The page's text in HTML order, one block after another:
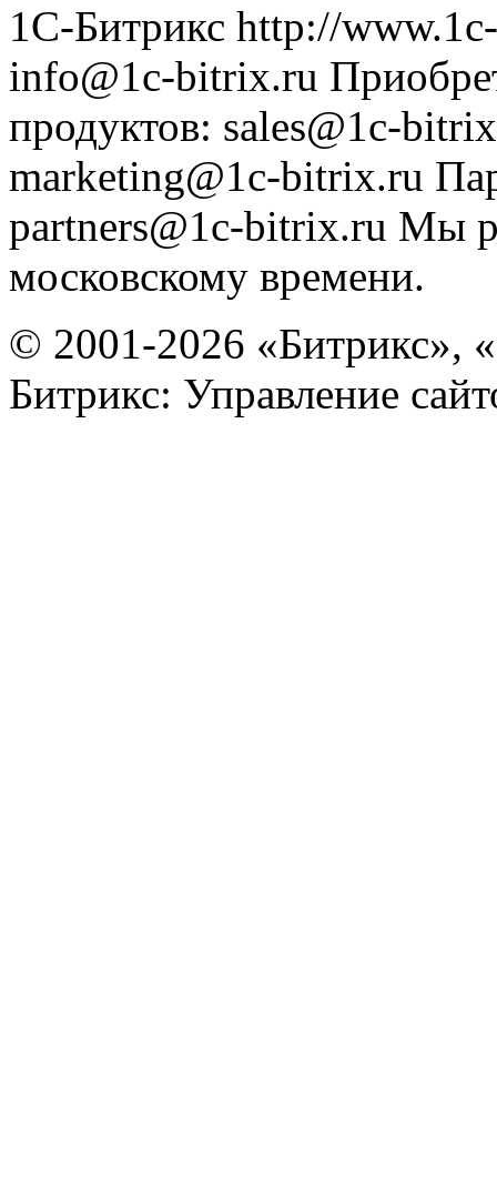
1С-Битрикс http://
info@1c-bitrix.ru
продуктов: sales@1c-
marketing@1c-bitrix.ru
partners@1c-bitrix.ru Мы
московскому времени.
© 2001-2026 «Битрикс»,
Битрикс: Управление